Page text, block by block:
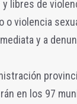
libres de
o violencia
y a
en los 97